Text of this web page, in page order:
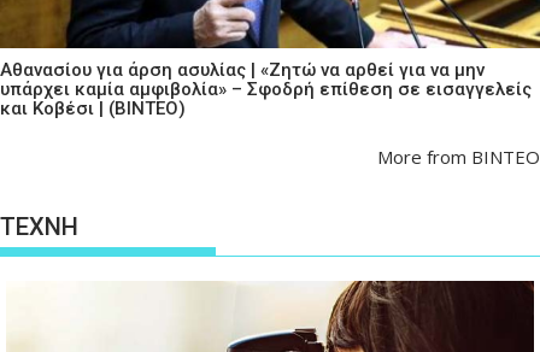
Αθανασίου για άρση ασυλίας | «Ζητώ να αρθεί για να μην
υπάρχει καμία αμφιβολία» – Σφοδρή επίθεση σε εισαγγελείς
και Κοβέσι | (ΒΙΝΤΕΟ)
More from ΒΙΝΤΕΟ
ΤΕΧΝΗ